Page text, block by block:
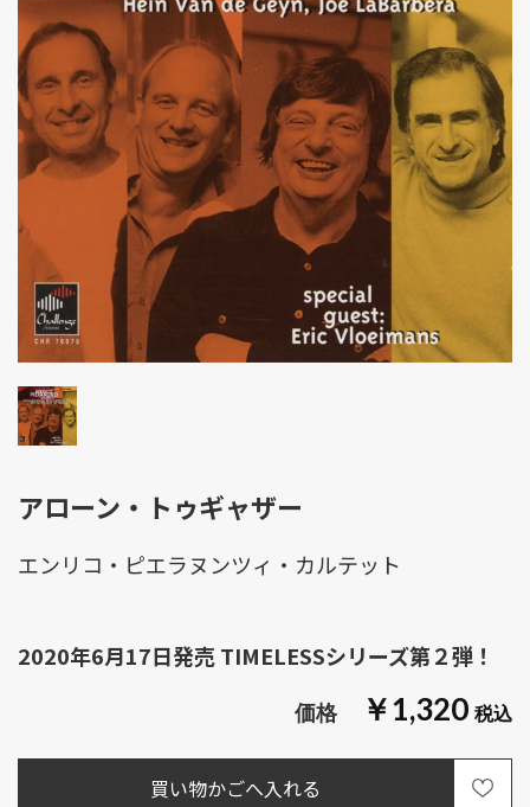
アローン・トゥギャザー
￥1,320
エンリコ・ピエラヌンツィ・カルテット
2020年6月17日発売 TIMELESSシリーズ第２弾！